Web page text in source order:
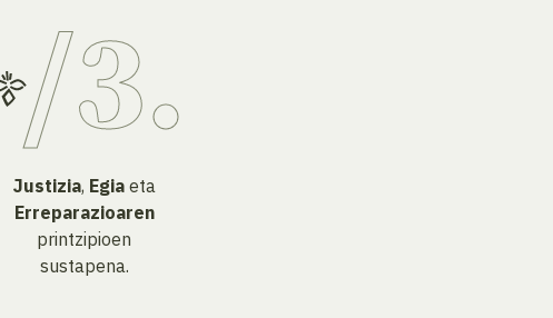
Justizia, Egiaeta
Erreparazioaren
printzipioen
sustapena.